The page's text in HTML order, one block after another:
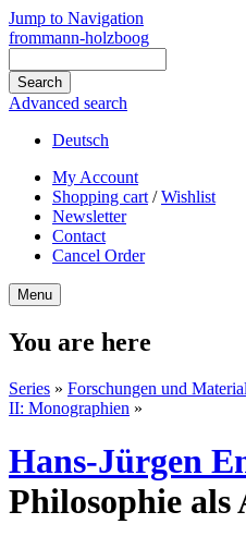
Jump to Navigation
frommann-holzboog
Advanced search
Deutsch
My Account
Shopping cart /Wishlist
Newsletter
Contact
Cancel Order
Menu
You are here
Series » Forschungen und
II: Monographien »
Hans-Jürgen
Philosophie als